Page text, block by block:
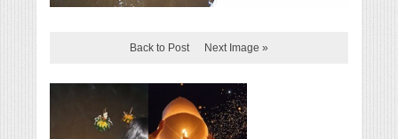
Back to Post Next Image »